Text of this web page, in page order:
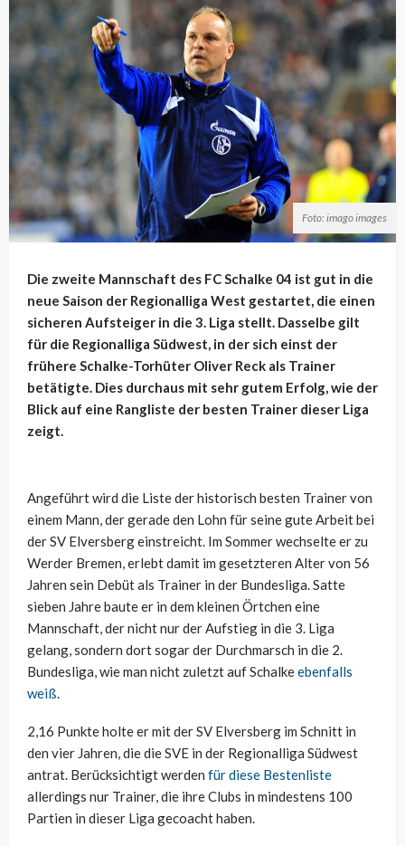
Foto: imago images
Die zweite Mannschaft des FC Schalke 04 ist gut in die
neue Saison der Regionalliga West gestartet, die einen
sicheren Aufsteiger in die 3. Liga stellt. Dasselbe gilt
für die Regionalliga Südwest, in der sich einst der
frühere Schalke-Torhüter Oliver Reck als Trainer
betätigte. Dies durchaus mit sehr gutem Erfolg, wie der
Blick auf eine Rangliste der besten Trainer dieser Liga
zeigt.
Angeführt wird die Liste der historisch besten Trainer von
einem Mann, der gerade den Lohn für seine gute Arbeit bei
der SV Elversberg einstreicht. Im Sommer wechselte er zu
Werder Bremen, erlebt damit im gesetzteren Alter von 56
Jahren sein Debüt als Trainer in der Bundesliga. Satte
sieben Jahre baute er in dem kleinen Örtchen eine
Mannschaft, der nicht nur der Aufstieg in die 3. Liga
gelang, sondern dort sogar der Durchmarsch in die 2.
Bundesliga, wie man nicht zuletzt auf Schalkeebenfalls
weiß.
2,16 Punkte holte er mit der SV Elversberg im Schnitt in
den vier Jahren, die die SVE in der Regionalliga Südwest
antrat. Berücksichtigt werden für diese Bestenliste
allerdings nur Trainer, die ihre Clubs in mindestens 100
Partien in dieser Liga gecoacht haben.